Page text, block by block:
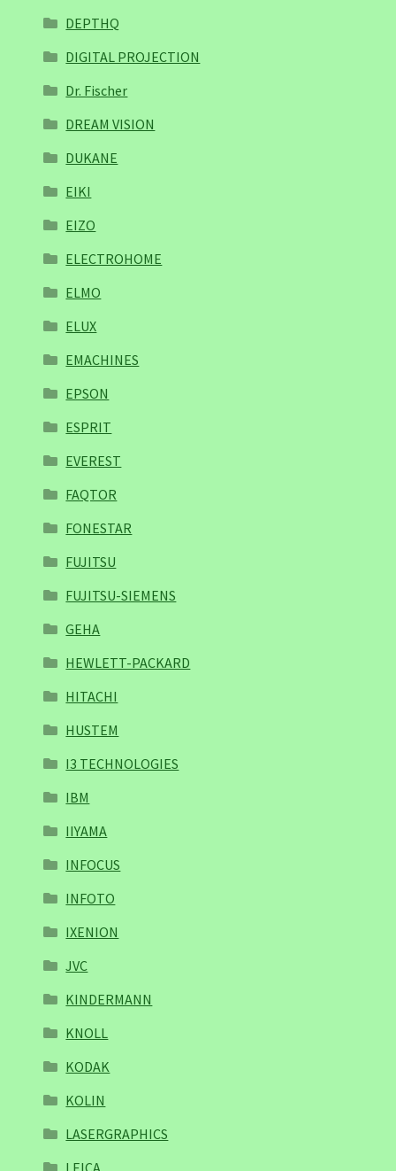
DEPTHQ
DIGITAL PROJECTION
Dr. Fischer
DREAM VISION
DUKANE
EIKI
EIZO
ELECTROHOME
ELMO
ELUX
EMACHINES
EPSON
ESPRIT
EVEREST
FAQTOR
FONESTAR
FUJITSU
FUJITSU-SIEMENS
GEHA
HEWLETT-PACKARD
HITACHI
HUSTEM
I3 TECHNOLOGIES
IBM
IIYAMA
INFOCUS
INFOTO
IXENION
JVC
KINDERMANN
KNOLL
KODAK
KOLIN
LASERGRAPHICS